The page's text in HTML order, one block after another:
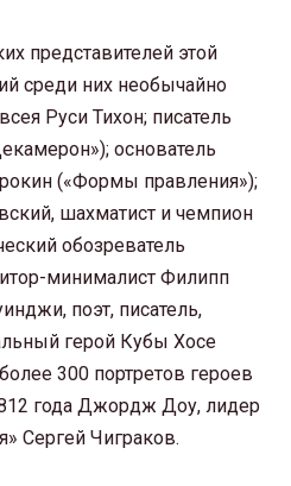
представителей этой
среди них необычайно
Руси Тихон; писатель
основатель
(«Формы правления»);
шахматист и чемпион
обозреватель
минималист Филипп
поэт, писатель,
герой Кубы Хосе
300 портретов героев
года Джордж Доу, лидер
Сергей Чиграков.